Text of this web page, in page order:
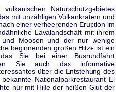
Naturschutzgebietes
mit unzähligen Vulkankratern und
einer verheerenden Eruption im
Lavalandschaft mit ihrem
und Moosen und der nur wenige
beginnenden großen Hitze ist ein
das Sie bei einer Busrundfahrt
Sie auch das informative
über die Entstehung des
Nationalparkrestaurant El
nur mit Hilfe der heißen Glut der